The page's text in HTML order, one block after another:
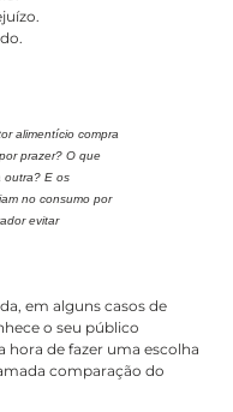
alimentício compra
prazer? O que
outra? E os
no consumo por
evitar
em alguns casos de
o seu público
hora de fazer uma escolha
comparação do